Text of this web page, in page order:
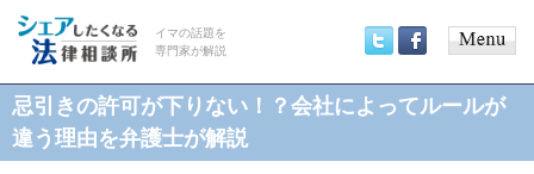
イマの話題を
専門家が解説
menu
忌引きの許可が下りない！？会社によってルールが
違う理由を弁護士が解説